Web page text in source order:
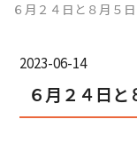
６月２４日と８月５
2023-06-14
６月２４日と